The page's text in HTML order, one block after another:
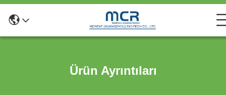
Ürün Ayrıntıları